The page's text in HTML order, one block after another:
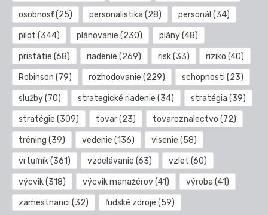
osobnosť(25) personalistika (28) personál (34)
pilot (344) plánovanie (230) plány(48)
pristátie (68) riadenie (269) risk(33) riziko (40)
Robinson (79) rozhodovanie (229) schopnosti (23)
služby(70) strategické riadenie (34) stratégia (39)
stratégie (309) tovar(23) tovaroznalectvo (72)
tréning (39) vedenie (136) visenie (58)
vrtuľník(361) vzdelávanie (63) vzlet (60)
výcvik(318) výcvik manažérov(41) výroba (41)
zamestnanci (32) ľudské zdroje (59)